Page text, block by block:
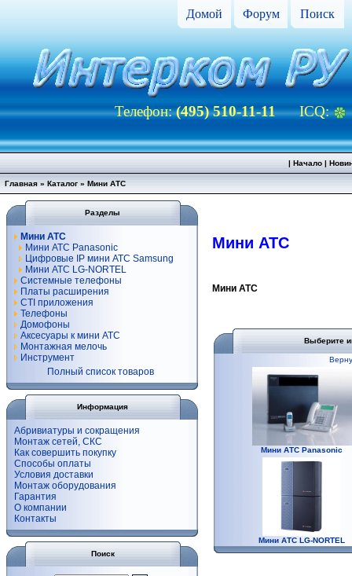
Домой Форум Поиск
Телефон:(495) 510-11-11ICQ:
| Начало|
Главная » Каталог » Мини АТС
Разделы
Мини АТС
Мини АТС Panasonic
Цифровые IP мини АТС Samsung
Мини АТС LG-NORTEL
Системные телефоны
Платы расширения
CTI приложения
Телефоны
Домофоны
Аксесуары к мини АТС
Монтажная мелочь
Инструмент
Полный список товаров
Информация
Абривиатуры и сокращения
Монтаж сетей, СКС
Как совершить покупку
Способы оплаты
Условия доставки
Монтаж оборудования
Гарантия
О компании
Контакты
Поиск
Мини АТС
Мини АТС
Выберите
Мини АТС Panasonic
Мини АТС LG-NORTEL